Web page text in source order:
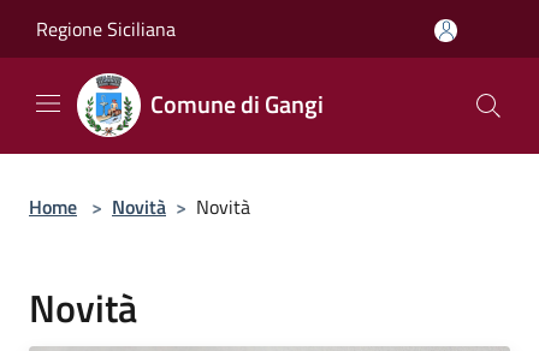
Regione Siciliana
Comune di Gangi
Home > Novità > Novità
Novità